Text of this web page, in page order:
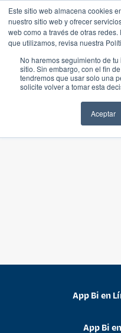
Este sitio web almacena cookies
nuestro sitio web y ofrecer
web como a través de otras
que utilizamos, revisa nuestra
No haremos seguimiento de
sitio. Sin embargo, con el fin
tendremos que usar solo una
solicite volver a tomar esta
Aceptar
App Bi en
App Bi